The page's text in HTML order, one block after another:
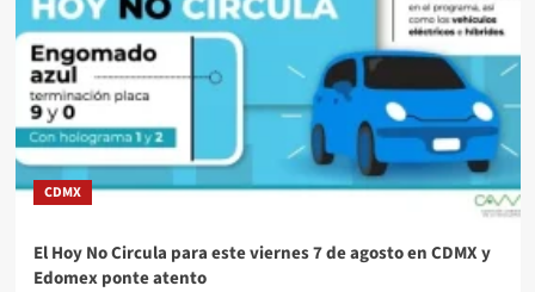
CDMX
El Hoy No Circula para este viernes 7 de agosto en CDMX y
Edomex ponte atento